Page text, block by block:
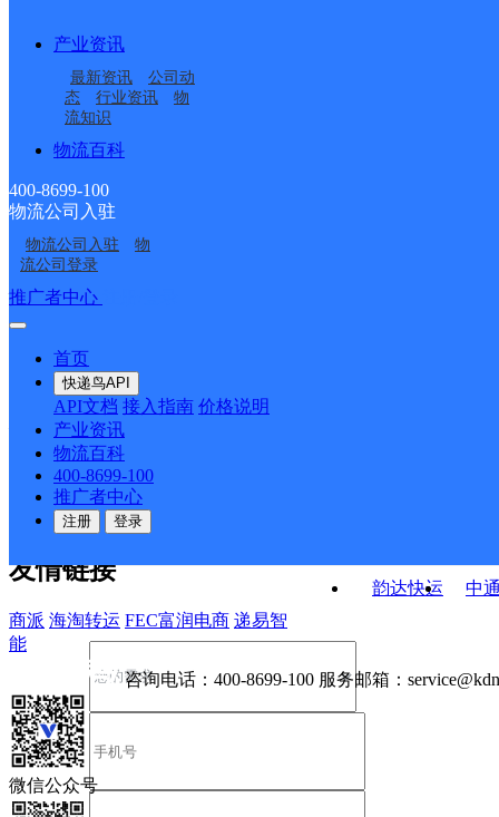
产业资讯
最新资讯
公司动
态
行业资讯
物
流知识
物流百科
400-8699-100
物流公司入驻
物流公司入驻
物
流公司登录
推广者中心
首页
快递鸟API
API文档 接入指南 价格说明
产业资讯
物流百科
400-8699-100
推广者中心
注册 登录
服务部创业园KH分部
福建主城公司石狮宝盖
镇服务部玉铺小区分部
福建主城区公司石狮市
服务部服装城KH分部
福建主城公司石狮管理
区服务部凤里街道分部
泉州石狮
福建主城区公司石狮市
服务部
福建主城公司石狮蚶江
韵达快运
中
接口API
API接口 DEMO下载
关于我们
公司介绍 企业动态
合作伙伴 快递鸟接口服务协议
户隐私政策
友情链接
商派 海淘转运 FEC富润电商 递易智
能
咨询电话： 400-8699-100 服务邮箱：
微信公众号